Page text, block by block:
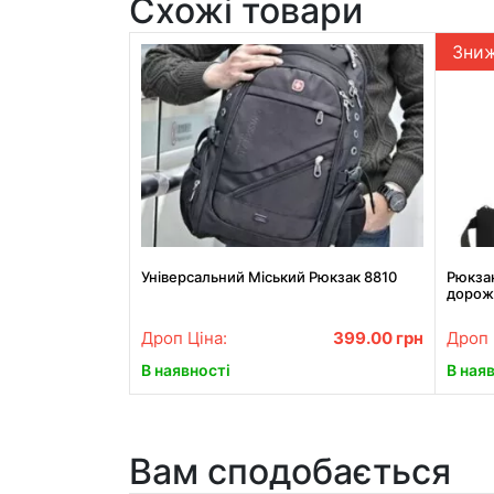
Схожі товари
Універсальний Міський Рюкзак 8810
Дроп Ціна: 399.00 грн
В наявності
Дроп
В
Вам сподобається